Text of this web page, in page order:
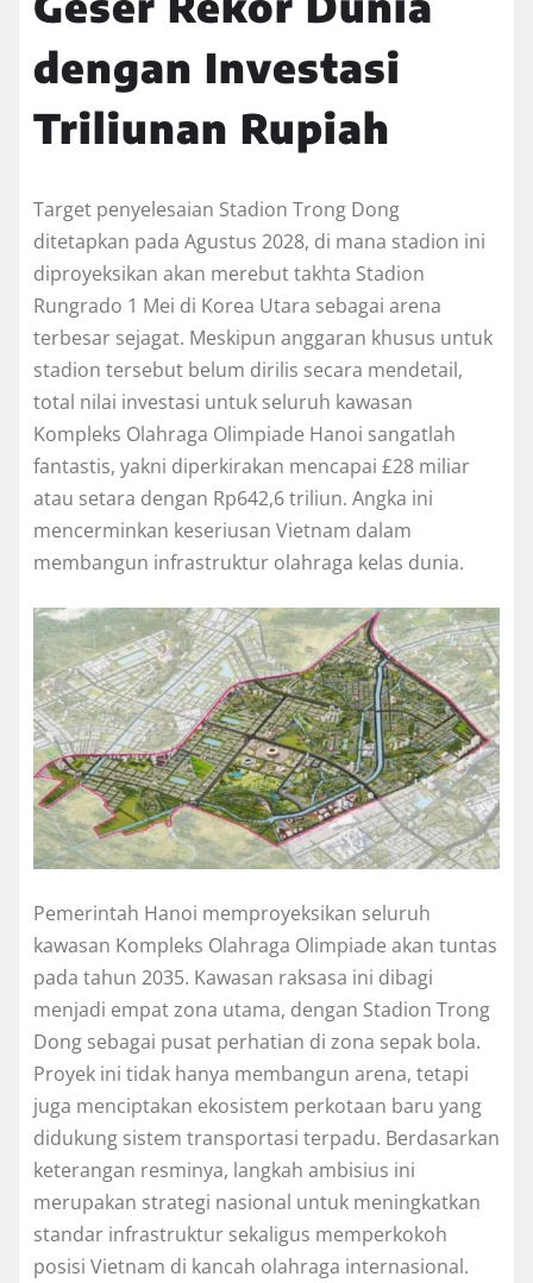
dengan Investasi
Triliunan Rupiah
Target penyelesaian Stadion Trong Dong
ditetapkan pada Agustus 2028, di mana stadion ini
diproyeksikan akan merebut takhta Stadion
Rungrado 1 Mei di Korea Utara sebagai arena
terbesar sejagat. Meskipun anggaran khusus untuk
stadion tersebut belum dirilis secara mendetail,
total nilai investasi untuk seluruh kawasan
Kompleks Olahraga Olimpiade Hanoi sangatlah
fantastis, yakni diperkirakan mencapai £28 miliar
atau setara dengan Rp642,6 triliun. Angka ini
mencerminkan keseriusan Vietnam dalam
membangun infrastruktur olahraga kelas dunia.
Pemerintah Hanoi memproyeksikan seluruh
kawasan Kompleks Olahraga Olimpiade akan tuntas
pada tahun 2035. Kawasan raksasa ini dibagi
menjadi empat zona utama, dengan Stadion Trong
Dong sebagai pusat perhatian di zona sepak bola.
Proyek ini tidak hanya membangun arena, tetapi
juga menciptakan ekosistem perkotaan baru yang
didukung sistem transportasi terpadu. Berdasarkan
keterangan resminya, langkah ambisius ini
merupakan strategi nasional untuk meningkatkan
standar infrastruktur sekaligus memperkokoh
posisi Vietnam di kancah olahraga internasional.